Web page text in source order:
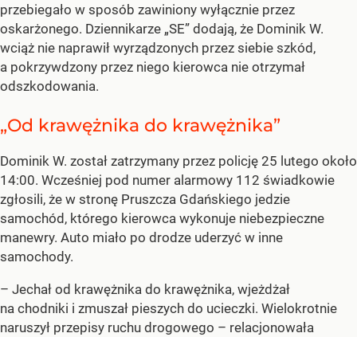
przebiegało w sposób zawiniony wyłącznie przez
oskarżonego. Dziennikarze „SE” dodają, że Dominik W.
wciąż nie naprawił wyrządzonych przez siebie szkód,
a pokrzywdzony przez niego kierowca nie otrzymał
odszkodowania.
„Od krawężnika do krawężnika”
Dominik W. został zatrzymany przez policję 25 lutego około
14:00. Wcześniej pod numer alarmowy 112 świadkowie
zgłosili, że w stronę Pruszcza Gdańskiego jedzie
samochód, którego kierowca wykonuje niebezpieczne
manewry. Auto miało po drodze uderzyć w inne
samochody.
– Jechał od krawężnika do krawężnika, wjeżdżał
na chodniki i zmuszał pieszych do ucieczki. Wielokrotnie
naruszył przepisy ruchu drogowego – relacjonowała